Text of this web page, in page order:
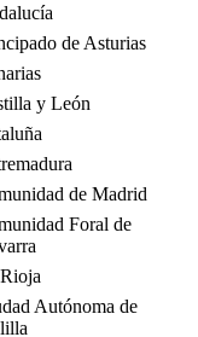
de Asturias
y León
de Madrid
Foral de
Autónoma de